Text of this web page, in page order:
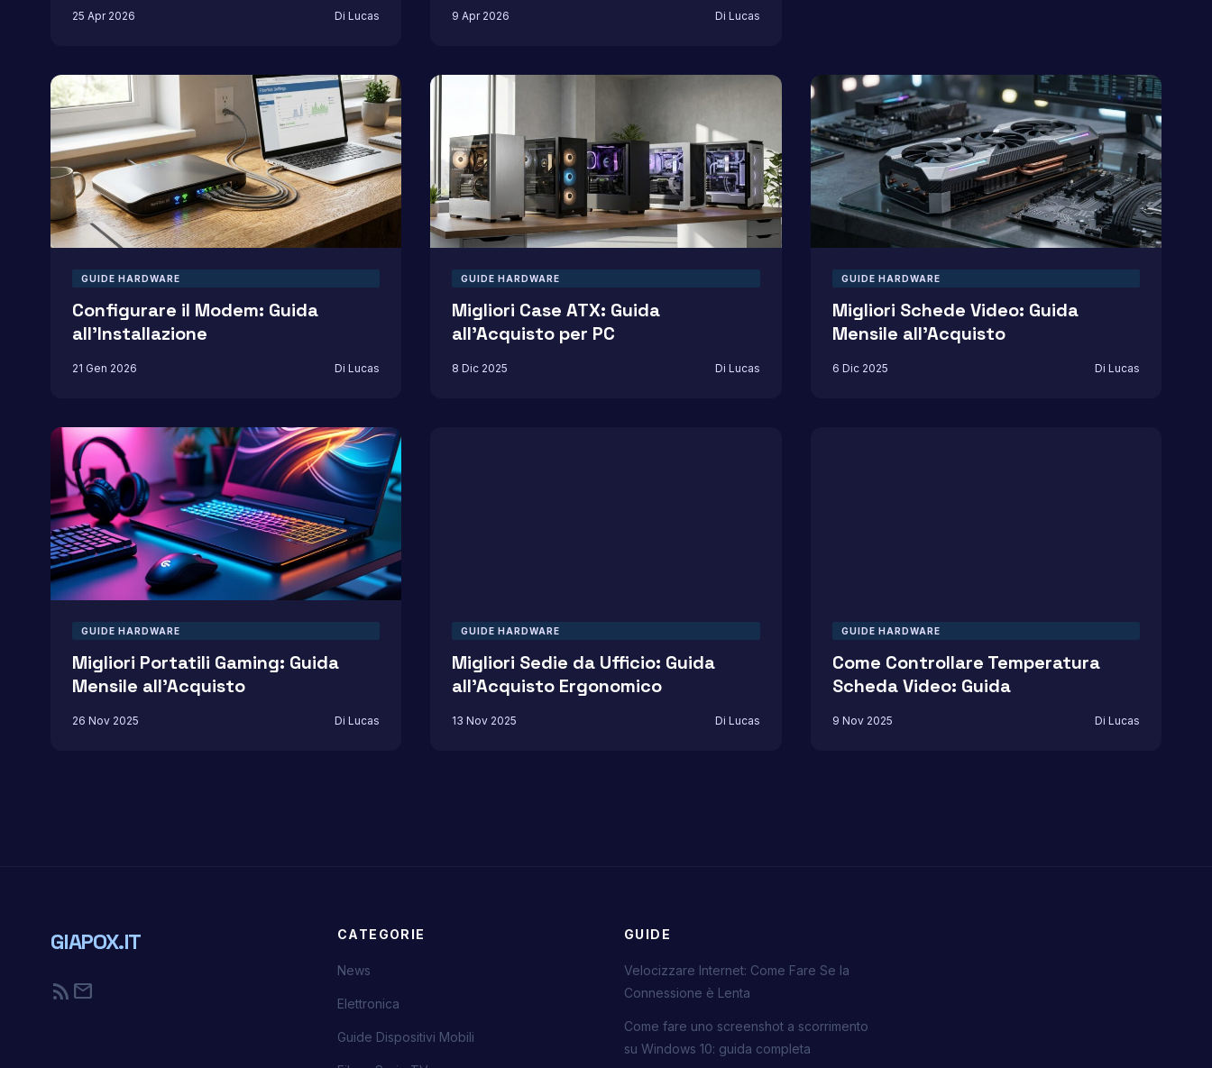
25 Apr 2026 Di Lucas 9 Apr 2026 Di Lucas
GUIDE HARDWARE
Configurare il Modem: Guida
all’Installazione
21 Gen 2026 Di Lucas
GUIDE HARDWARE
Migliori Case ATX: Guida
all’Acquisto per PC
8 Dic 2025 Di Lucas
GUIDE HARDWARE
Migliori Schede Video: Guida
Mensile all’Acquisto
6 Dic 2025 Di Lucas
GUIDE HARDWARE
Migliori Portatili Gaming: Guida
Mensile all’Acquisto
26 Nov 2025 Di Lucas
GUIDE HARDWARE
Migliori Sedie da Ufficio: Guida
all’Acquisto Ergonomico
13 Nov 2025 Di Lucas
GUIDE HARDWARE
Come Controllare Temperatura
Scheda Video: Guida
9 Nov 2025 Di Lucas
GIAPOX.IT
rss_feed mail
CATEGORIE
News
Elettronica
Guide Dispositivi Mobili
GUIDE
Velocizzare Internet: Come Fare Se la
Connessione è Lenta
Come fare uno screenshot a scorrimento
su Windows 10: guida completa